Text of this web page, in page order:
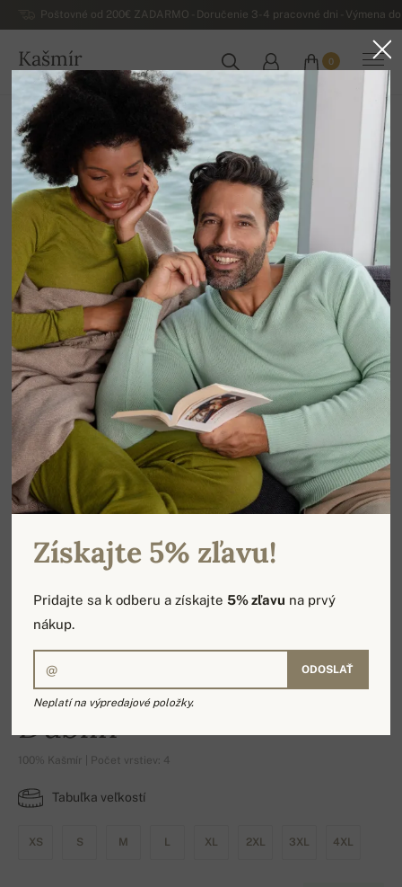
Poštovné od 200€ ZADARMO - Doručenie 3-4 pracovné dni - Výmena
Kašmír
SLOVENSKO
0
Domov
Luxusné pánske kašmírové svetre
Pánske kašmírové svetre a vesty bez rukávov
Dublin
100% Kašmír | Počet vrstiev: 4
Tabuľka veľkostí
XS S M L XL 2XL 3XL 4XL
Získajte 5% zľavu!
Pridajte sa k odberu a získajte5% zľavu na prvý
nákup.
ODOSLAŤ
Neplatí na výpredajové položky.